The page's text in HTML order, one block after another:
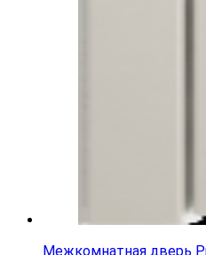
Межкомнатная дверь